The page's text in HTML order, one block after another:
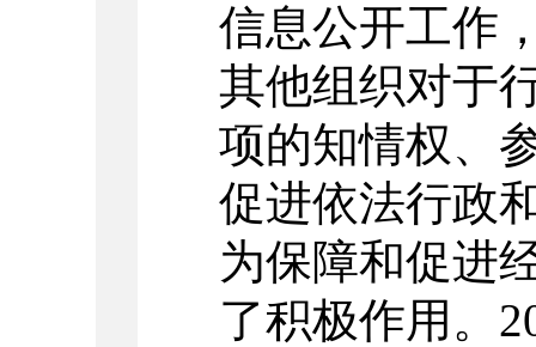
信息公开工作
其他组织对于
项的知情权、
促进依法行政
为保障和促进
了积极作用。